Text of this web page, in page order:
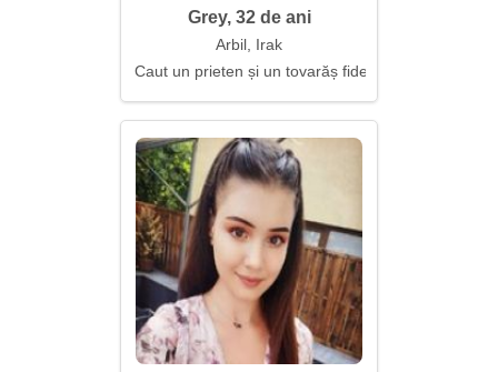
Grey, 32 de ani
Arbil, Irak
Caut un prieten și un tovarăș fidel